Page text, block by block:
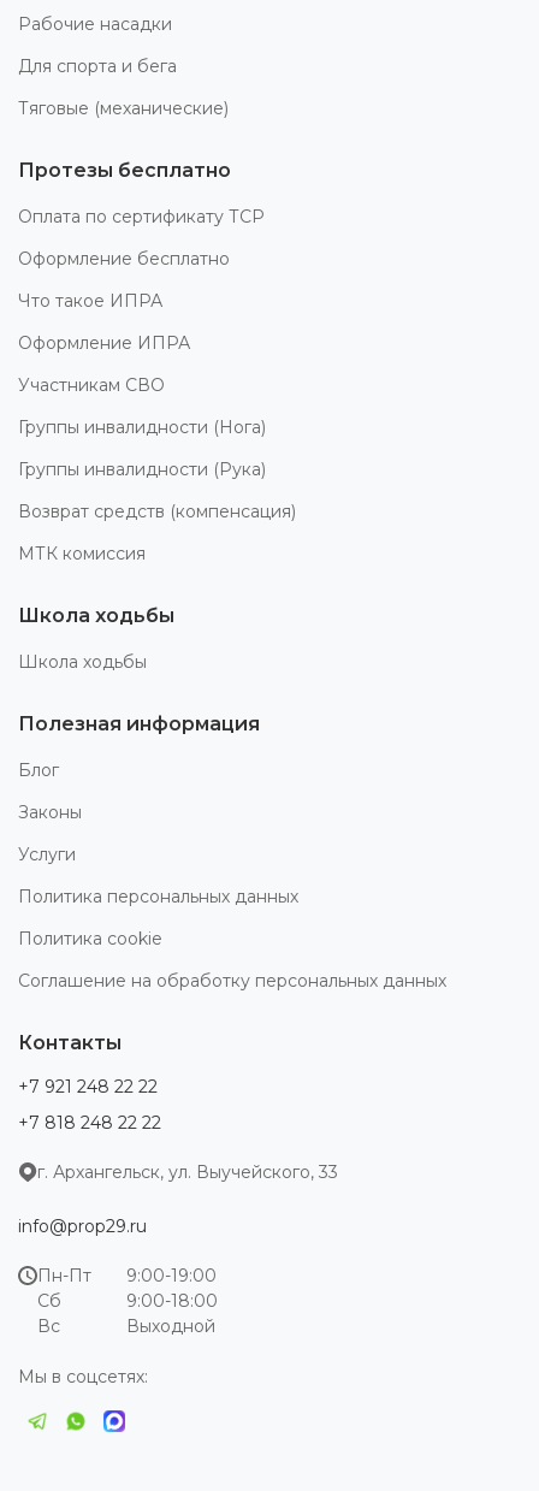
Рабочие насадки
Для спорта и бега
Тяговые (механические)
Протезы бесплатно
Оплата по сертификату ТСР
Оформление бесплатно
Что такое ИПРА
Оформление ИПРА
Участникам СВО
Группы инвалидности (Нога)
Группы инвалидности (Рука)
Возврат средств (компенсация)
МТК комиссия
Школа ходьбы
Школа ходьбы
Полезная информация
Блог
Законы
Услуги
Политика персональных данных
Политика cookie
Соглашение на обработку персональных данных
Контакты
+7 921 248 22 22
+7 818 248 22 22
г. Архангельск, ул. Выучейского, 33
info@prop29.ru
Пн-Пт
9:00-19:00
Сб
9:00-18:00
Вс
Выходной
Мы в соцсетях: